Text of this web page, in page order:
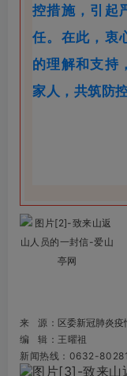
控措施，引起
任。在此，衷
的理解和支持
家人，共筑防控
来 源： 区委新冠肺炎
编 辑：王曜祖
新闻热线：0632-